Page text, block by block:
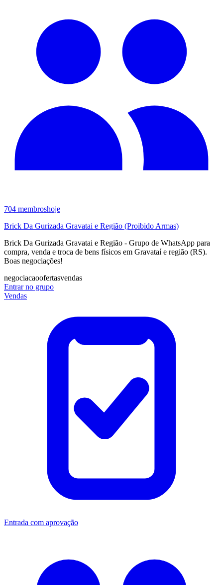
704 membroshoje
Brick Da Gurizada Gravatai e Região (Proibido Armas)
Brick Da Gurizada Gravatai e Região - Grupo de WhatsApp para
compra, venda e troca de bens físicos em Gravataí e região (RS).
Boas negociações!
negociacaoofertasvendas
Entrar no grupo
Vendas
Entrada com aprovação